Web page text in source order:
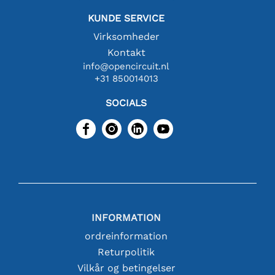
KUNDE SERVICE
Virksomheder
Kontakt
info@opencircuit.nl
+31 850014013
SOCIALS
INFORMATION
ordreinformation
Returpolitik
Vilkår og betingelser